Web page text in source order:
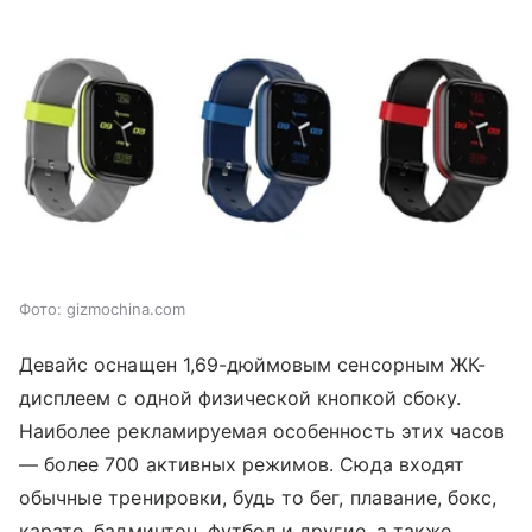
Фото: gizmochina.com
Девайс оснащен 1,69-дюймовым сенсорным ЖК-
дисплеем с одной физической кнопкой сбоку.
Наиболее рекламируемая особенность этих часов
— более 700 активных режимов. Сюда входят
обычные тренировки, будь то бег, плавание, бокс,